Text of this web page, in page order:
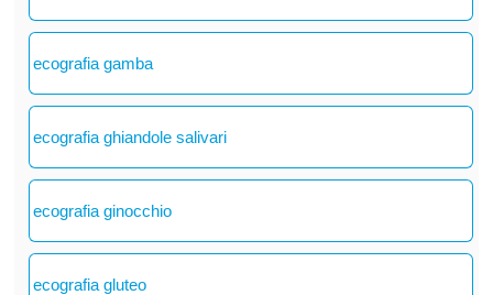
ecografia gamba
ecografia ghiandole salivari
ecografia ginocchio
ecografia gluteo